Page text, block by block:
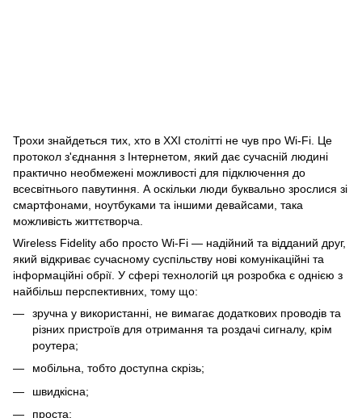
Трохи знайдеться тих, хто в XXI столітті не чув про Wi-Fi. Це
протокол з'єднання з Інтернетом, який дає сучасній людині
практично необмежені можливості для підключення до
всесвітнього павутиння. А оскільки люди буквально зрослися зі
смартфонами, ноутбуками та іншими девайсами, така
можливість життєтворча.
Wireless Fidelity або просто Wi-Fi — надійний та відданий друг,
який відкриває сучасному суспільству нові комунікаційні та
інформаційні обрії. У сфері технологій ця розробка є однією з
найбільш перспективних, тому що:
зручна у використанні, не вимагає додаткових проводів та
різних пристроїв для отримання та роздачі сигналу, крім
роутера;
мобільна, тобто доступна скрізь;
швидкісна;
проста;